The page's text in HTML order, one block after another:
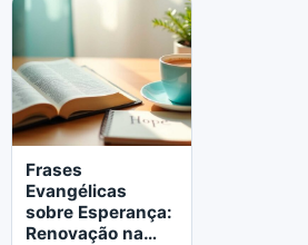
LER MAIS
Frases
Evangélicas
sobre Esperança:
Renovação na